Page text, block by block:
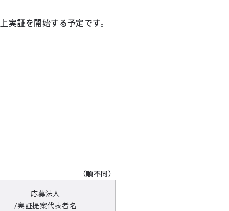
実証を開始する予定です。
（順不同）
応募法人
/実証提案代表者名